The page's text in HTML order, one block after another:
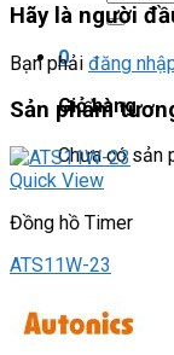
kiếm:
0
Giỏ hàng
Chưa có sản
Hãy là người
Bạn phải đăng
Sản phẩm
Quick View
Đồng hồ Timer
ATS11W-23